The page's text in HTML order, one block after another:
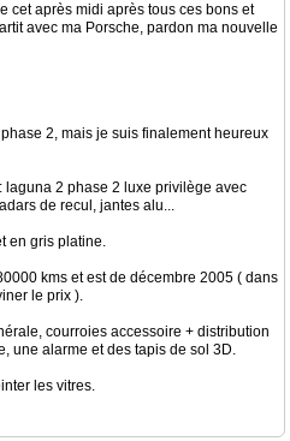
cet après midi après tous ces bons et
avec ma Porsche, pardon ma nouvelle
2, mais je suis finalement heureux
laguna 2 phase 2 luxe privilège avec
de recul, jantes alu...
en gris platine.
kms et est de décembre 2005 ( dans
le prix ).
courroies accessoire + distribution
une alarme et des tapis de sol 3D.
les vitres.